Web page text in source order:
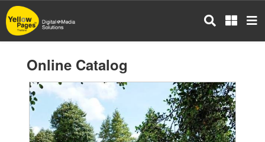
Skip
to
main
Online Catalog